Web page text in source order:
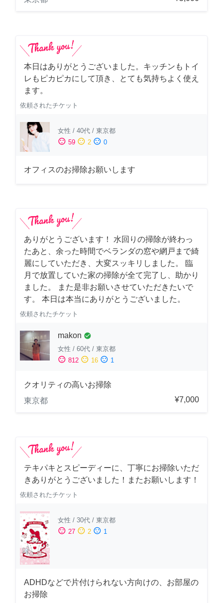
本日はありがとうございました。キッチンもトイ
レもピカピカにして頂き、とても気持ちよく使え
ます。
依頼されたチケット
女性 / 40代 / 東京都
sentiment_satisfied 59 sentiment_neutral 2 sentiment_dissatisfied 0
オフィスのお掃除お願いします
ありがとうございます！ 水回りの掃除が終わっ
たあと、余った時間でベランダの窓や網戸まで綺
麗にしていただき、大変スッキリしました。 臨
月で放置していた家の掃除が全て完了し、助かり
ました。 また是非お願いさせていただきたいで
す。 本日は本当にありがとうございました。
依頼されたチケット
makon check_circle
女性 / 60代 / 東京都
sentiment_satisfied 812 sentiment_neutral 16 sentiment_dissatisfied 1
クオリティの高いお掃除
東京都
¥7,000
テキパキとスピーディーに、丁寧にお掃除いただ
きありがとうございました！またお願いします！
依頼されたチケット
女性 / 30代 / 東京都
sentiment_satisfied 27 sentiment_neutral 2 sentiment_dissatisfied 1
ADHDなどで片付けられない方向けの、お部屋の
お掃除